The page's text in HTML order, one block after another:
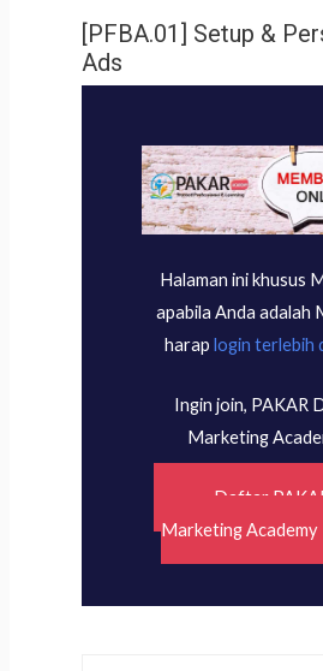
[PFBA.01] Setup &
Ads
Halaman ini khusus
apabila Anda adalah
harap login terlebih
Ingin join, PAKAR
Marketing
Daftar
Marketing Academy